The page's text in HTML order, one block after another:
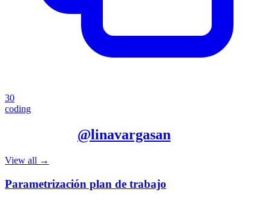
30
coding
@linavargasan
View all →
Parametrización plan de trabajo